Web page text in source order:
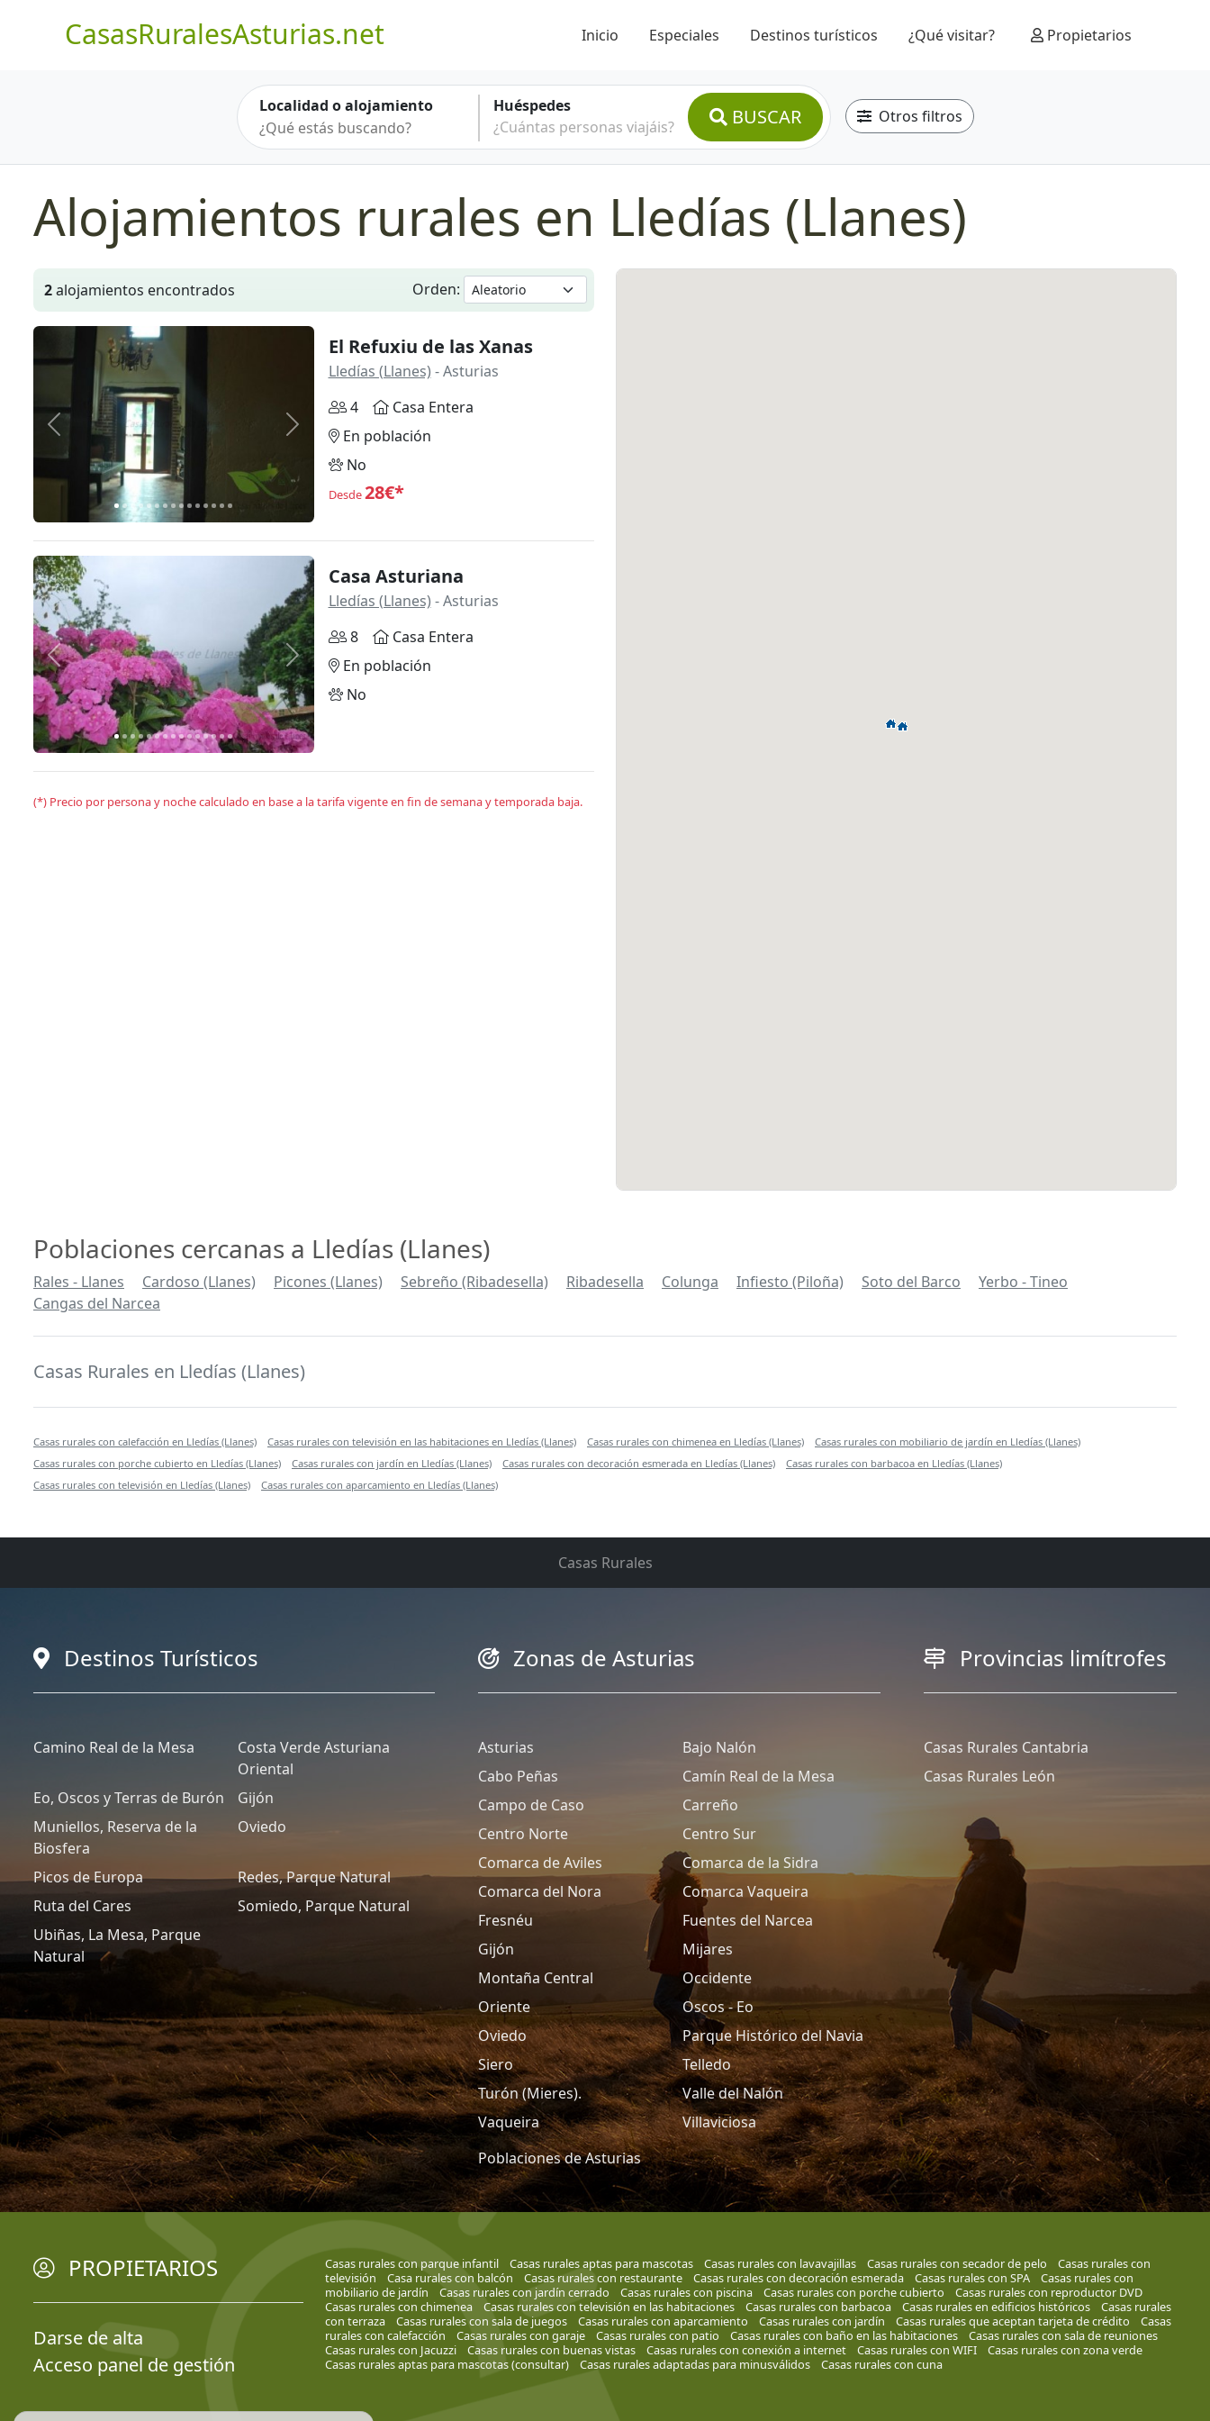
CasasRuralesAsturias.net Inicio Especiales Destinos turísticos ¿Qué visitar? Propietarios
Localidad o alojamiento
Huéspedes
¿Cuántas personas viajáis?
BUSCAR Otros filtros
Alojamientos rurales en Lledías (Llanes)
2alojamientos encontrados Orden:
Anterior Siguiente
El Refuxiu de las Xanas
Lledías (Llanes) - Asturias
4
Casa Entera
En población
No
Desde28€*
Anterior Siguiente
Casa Asturiana
Lledías (Llanes) - Asturias
8
Casa Entera
En población
No
(*) Precio por persona y noche calculado en base a la tarifa vigente en fin de semana y temporada baja.
Poblaciones cercanas a Lledías (Llanes)
Rales - Llanes Cardoso (Llanes) Picones (Llanes) Sebreño (Ribadesella) Ribadesella Colunga Infiesto (Piloña) Soto del Barco
Yerbo - Tineo
Cangas del Narcea
Casas Rurales en Lledías (Llanes)
Casas rurales con calefacción en Lledías (Llanes) Casas rurales con televisión en las habitaciones en Lledías (Llanes) Casas rurales con chimenea en Lledías (Llanes)
Casas rurales con mobiliario de jardín en Lledías (Llanes)
Casas rurales con porche cubierto en Lledías (Llanes)
Casas rurales con jardín en Lledías (Llanes) Casas rurales con decoración esmerada en Lledías (Llanes)
Casas rurales con barbacoa en Lledías (Llanes)
Casas rurales con televisión en Lledías (Llanes)
Casas rurales con aparcamiento en Lledías (Llanes)
Casas Rurales
Destinos Turísticos
Camino Real de la Mesa
Costa Verde Asturiana
Oriental
Eo, Oscos y Terras de Burón
Gijón
Muniellos, Reserva de la
Biosfera
Oviedo
Picos de Europa
Redes, Parque Natural
Ruta del Cares
Somiedo, Parque Natural
Ubiñas, La Mesa, Parque
Natural
Zonas de Asturias
Asturias
Bajo Nalón
Cabo Peñas
Camín Real de la Mesa
Campo de Caso
Carreño
Centro Norte
Centro Sur
Comarca de Aviles
Comarca de la Sidra
Comarca del Nora
Comarca Vaqueira
Fresnéu
Fuentes del Narcea
Gijón
Mijares
Montaña Central
Occidente
Oriente
Oscos - Eo
Oviedo
Parque Histórico del Navia
Siero
Telledo
Turón (Mieres).
Valle del Nalón
Vaqueira
Villaviciosa
Poblaciones de Asturias
Provincias limítrofes
Casas Rurales Cantabria
Casas Rurales León
PROPIETARIOS
Darse de alta
Acceso panel de gestión
Casas rurales con parque infantil Casas rurales aptas para mascotas Casas rurales con lavavajillas Casas rurales con secador de pelo
Casas rurales con
televisión
Casa rurales con balcón Casas rurales con restaurante Casas rurales con decoración esmerada Casas rurales con SPA
Casas rurales con
mobiliario de jardín
Casas rurales con jardín cerrado Casas rurales con piscina Casas rurales con porche cubierto
Casas rurales con reproductor DVD
Casas rurales con chimenea
Casas rurales con televisión en las habitaciones Casas rurales con barbacoa Casas rurales en edificios históricos
Casas rurales
con terraza
Casas rurales con sala de juegos Casas rurales con aparcamiento Casas rurales con jardín Casas rurales que aceptan tarjeta de crédito
Casas
rurales con calefacción
Casas rurales con garaje Casas rurales con patio Casas rurales con baño en las habitaciones
Casas rurales con sala de reuniones
Casas rurales con Jacuzzi
Casas rurales con buenas vistas Casas rurales con conexión a internet Casas rurales con WIFI
Casas rurales con zona verde
Casas rurales aptas para mascotas (consultar)
Casas rurales adaptadas para minusválidos Casas rurales con cuna